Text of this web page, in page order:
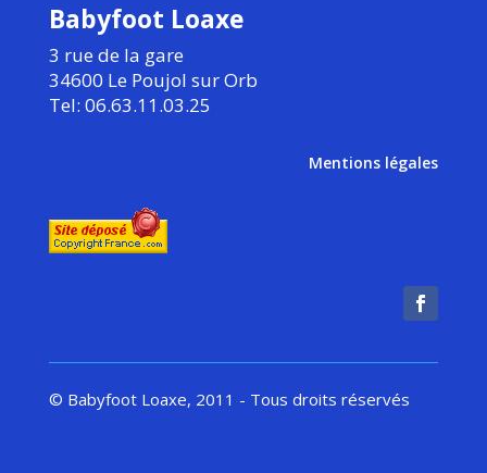
Babyfoot Loaxe
3 rue de la gare
34600 Le Poujol sur Orb
Tel: 06.63.11.03.25
Mentions légales
© Babyfoot Loaxe, 2011 - Tous droits réservés